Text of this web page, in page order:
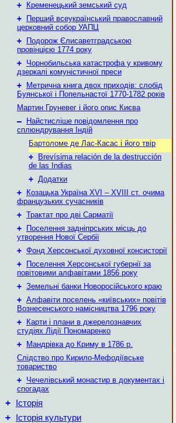
+
Кременецький земський суд
+
Перший всеукраїнський православний
церковний собор УАПЦ
+
Подорож Єлисаветградською
провінцією 1774 року
+ Чорнобильська катастрофа у кривому
дзеркалі комуністичної преси
+
Метрична книга двох приходів: слобід
Буянської і Попельнастої 1770-1782 років
Мартин Груневег і його опис Києва
–
Найстисліше повідомлення про
сплюндрування Індій
Бартоломе де Лас-Касас і його твір
+
Brevísima relación de la destrucción
de las Indias
+ Додатки
+
Козацька Україна ХVІ – ХVІІІ ст. очима
французьких сучасників
+ Трактат про дві Сарматії
+
Поселення задніпрських місць до
утворення Нової Сербії
+ Фонд Херсонської духовної консисторії
+
Поселення Херсонської губернії за
повітовими алфавітами 1856 року
+ Земельні банки Новоросійського краю
+ Алфавіти поселень «київських» повітів
Вознесенського намісництва 1796 року
+
Карти і плани в джерелознавчих
студіях Лідії Пономаренко
+
Мандрівка до Криму в 1786 р.
Слідство про Кирило-Мефодіївське
товариство
+ Чечелівський монастир в документах і
спогадах
+ Історія
+ Історія культури